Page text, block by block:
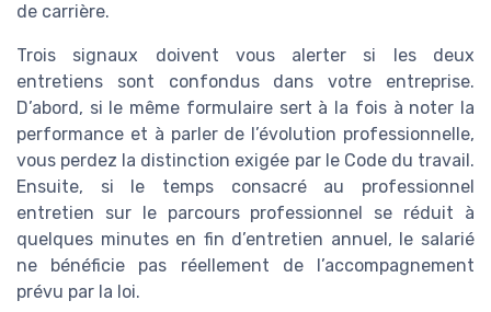
de carrière.
Trois signaux doivent vous alerter si les deux
entretiens sont confondus dans votre entreprise.
D’abord, si le même formulaire sert à la fois à noter la
performance et à parler de l’évolution professionnelle,
vous perdez la distinction exigée par le Code du travail.
Ensuite, si le temps consacré au professionnel
entretien sur le parcours professionnel se réduit à
quelques minutes en fin d’entretien annuel, le salarié
ne bénéficie pas réellement de l’accompagnement
prévu par la loi.